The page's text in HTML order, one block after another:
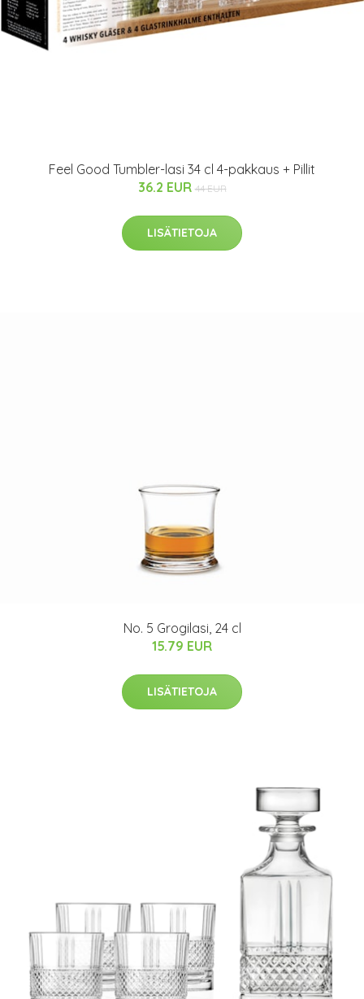
Feel Good Tumbler-lasi 34 cl 4-pakkaus + Pillit
36.2 EUR 44 EUR
LISÄTIETOJA
No. 5 Grogilasi, 24 cl
15.79 EUR
LISÄTIETOJA